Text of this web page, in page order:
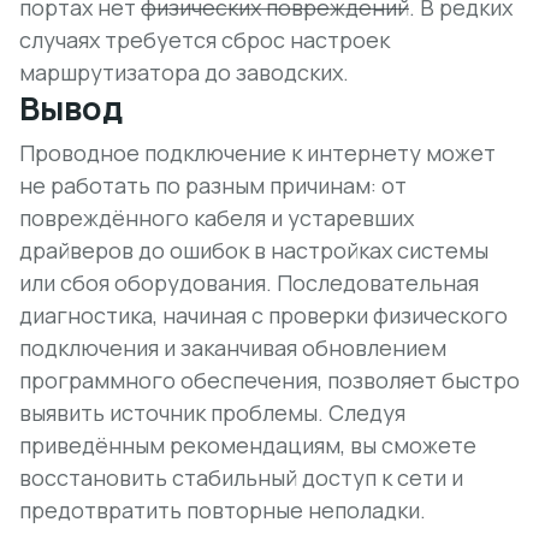
портах нет физических повреждений. В редких
случаях требуется сброс настроек
маршрутизатора до заводских.
Вывод
Проводное подключение к интернету может
не работать по разным причинам: от
повреждённого кабеля и устаревших
драйверов до ошибок в настройках системы
или сбоя оборудования. Последовательная
диагностика, начиная с проверки физического
подключения и заканчивая обновлением
программного обеспечения, позволяет быстро
выявить источник проблемы. Следуя
приведённым рекомендациям, вы сможете
восстановить стабильный доступ к сети и
предотвратить повторные неполадки.